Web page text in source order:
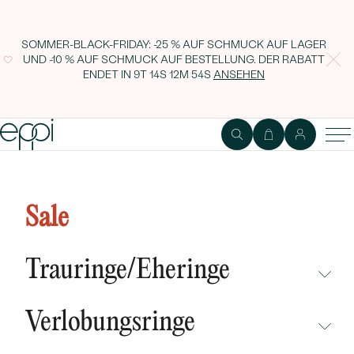
SOMMER-BLACK-FRIDAY: -25 % AUF SCHMUCK AUF LAGER
UND -10 % AUF SCHMUCK AUF BESTELLUNG. DER RABATT
ENDET IN 9T 14S 12M 53SANSEHEN
Sale
Trauringe/Eheringe
NEUHEITEN
Verlobungsringe
Alexisa